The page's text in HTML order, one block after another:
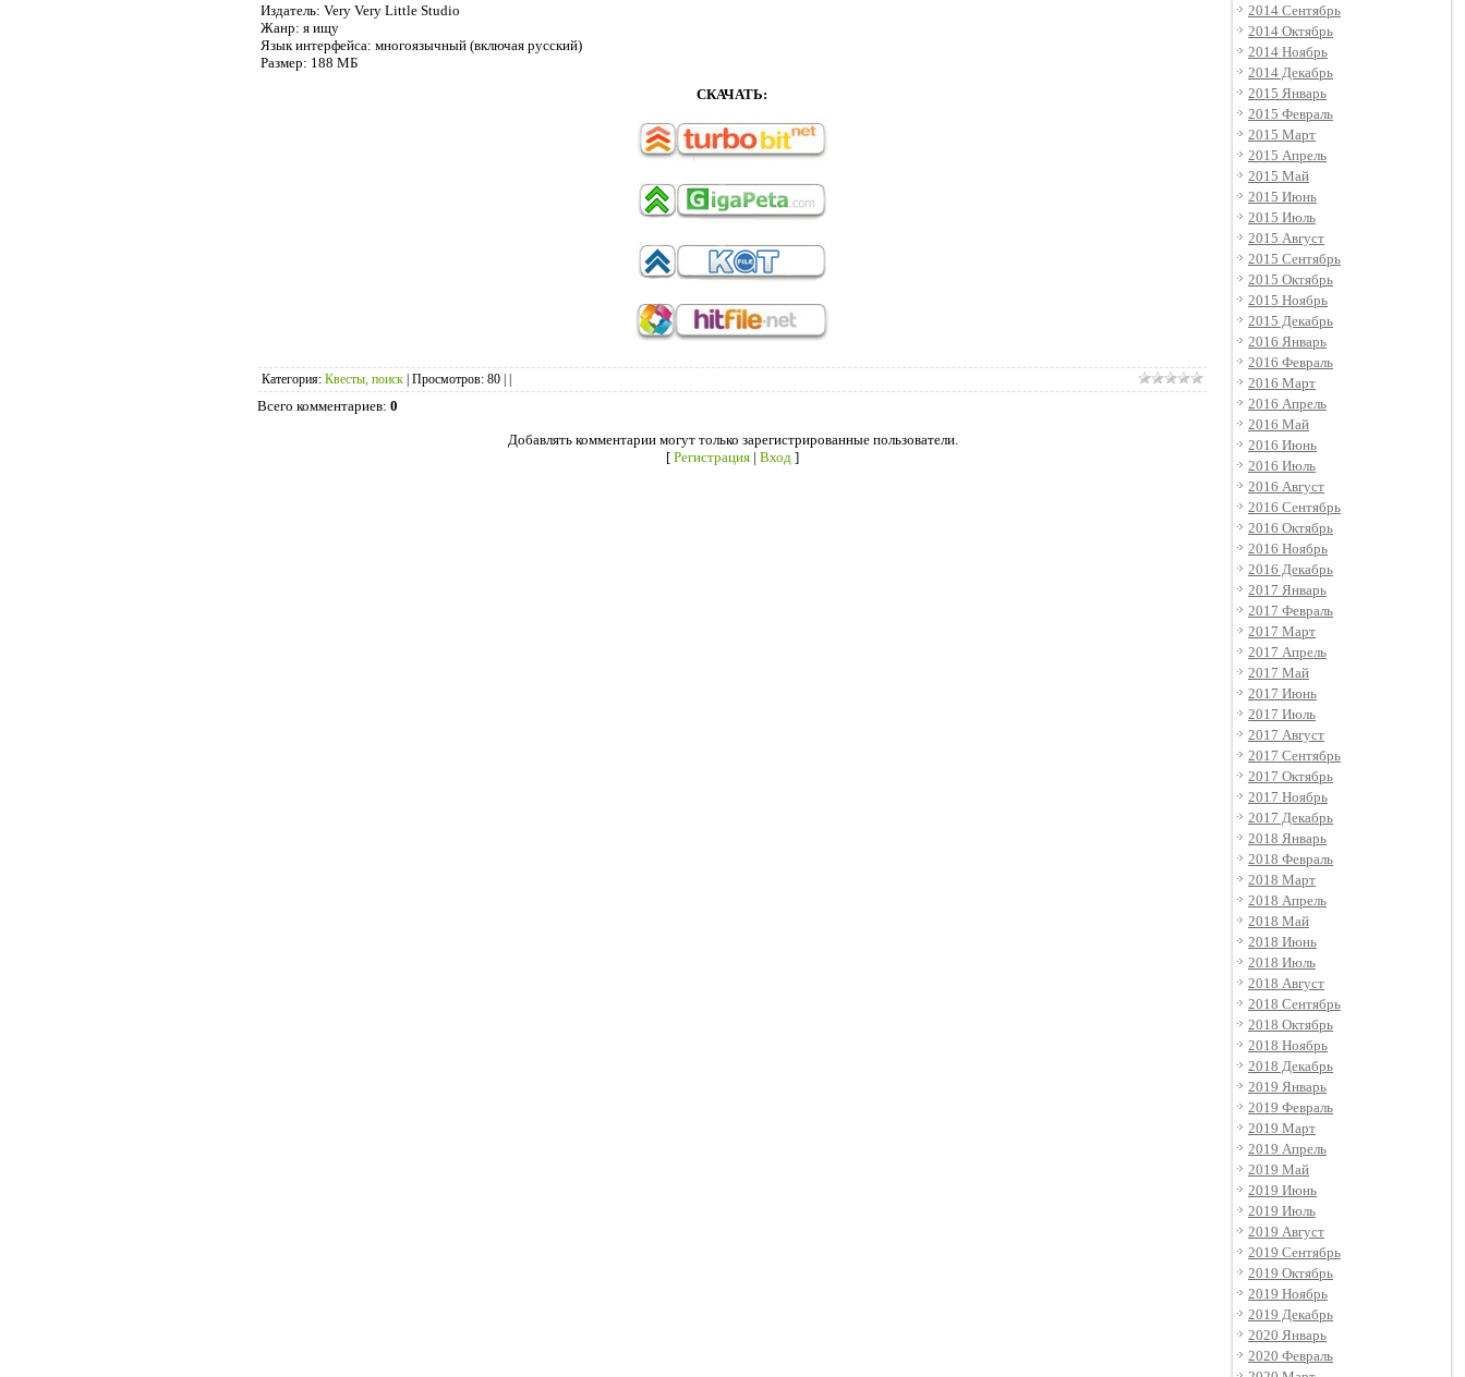
Издатель: Very Very Little Studio
Жанр: я ищу
Язык интерфейса: многоязычный (включая русский)
Размер: 188 МБ
СКАЧАТЬ:
Категория: Квесты, поиск Просмотров: 80
Всего комментариев: 0
Добавлять комментарии могут только зарегистрированные пользователи.
[ Регистрация | Вход ]
2014 Сентябрь
2014 Октябрь
2014 Ноябрь
2014 Декабрь
2015 Январь
2015 Февраль
2015 Март
2015 Апрель
2015 Май
2015 Июнь
2015 Июль
2015 Август
2015 Сентябрь
2015 Октябрь
2015 Ноябрь
2015 Декабрь
2016 Январь
2016 Февраль
2016 Март
2016 Апрель
2016 Май
2016 Июнь
2016 Июль
2016 Август
2016 Сентябрь
2016 Октябрь
2016 Ноябрь
2016 Декабрь
2017 Январь
2017 Февраль
2017 Март
2017 Апрель
2017 Май
2017 Июнь
2017 Июль
2017 Август
2017 Сентябрь
2017 Октябрь
2017 Ноябрь
2017 Декабрь
2018 Январь
2018 Февраль
2018 Март
2018 Апрель
2018 Май
2018 Июнь
2018 Июль
2018 Август
2018 Сентябрь
2018 Октябрь
2018 Ноябрь
2018 Декабрь
2019 Январь
2019 Февраль
2019 Март
2019 Апрель
2019 Май
2019 Июнь
2019 Июль
2019 Август
2019 Сентябрь
2019 Октябрь
2019 Ноябрь
2019 Декабрь
2020 Январь
2020 Февраль